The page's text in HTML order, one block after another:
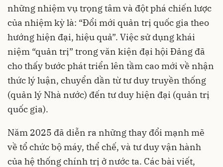
những nhiệm vụ trọng tâm và đột phá chiến lược
của nhiệm kỳ là: “Đổi mới quản trị quốc gia theo
hướng hiện đại, hiệu quả”. Việc sử dụng khái
niệm “quản trị” trong văn kiện đại hội Đảng đã
cho thấy bước phát triển lên tầm cao mới về nhận
thức lý luận, chuyển dần từ tư duy truyền thống
(quản lý Nhà nước) đến tư duy hiện đại (quản trị
quốc gia).
Năm 2025 đã diễn ra những thay đổi mạnh mẽ
về tổ chức bộ máy, thể chế, và tư duy vận hành
của hệ thống chính trị ở nước ta. Các bài viết,